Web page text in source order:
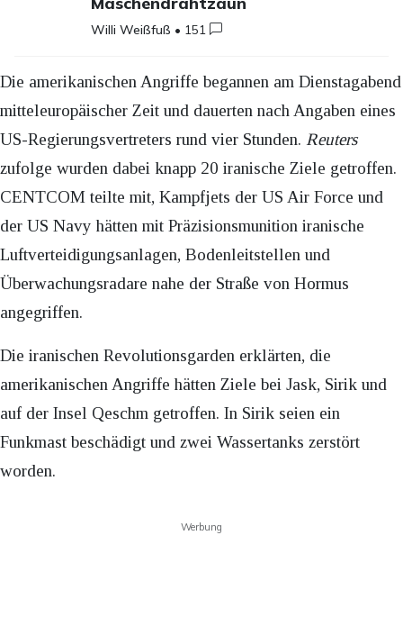
Willi Weißfuß • 151
Die amerikanischen Angriffe begannen am Dienstagabend
mitteleuropäischer Zeit und dauerten nach Angaben eines
US-Regierungsvertreters rund vier Stunden. Reuters
zufolge wurden dabei knapp 20 iranische Ziele getroffen.
CENTCOM teilte mit, Kampfjets der US Air Force und
der US Navy hätten mit Präzisionsmunition iranische
Luftverteidigungsanlagen, Bodenleitstellen und
Überwachungsradare nahe der Straße von Hormus
angegriffen.
Die iranischen Revolutionsgarden erklärten, die
amerikanischen Angriffe hätten Ziele bei Jask, Sirik und
auf der Insel Qeschm getroffen. In Sirik seien ein
Funkmast beschädigt und zwei Wassertanks zerstört
worden.
Werbung